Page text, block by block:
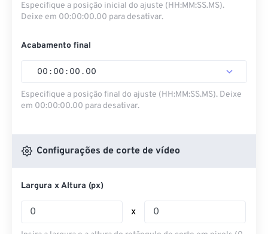
Especifique a posição inicial do ajuste (HH:MM:SS.MS).
Deixe em 00:00:00.00 para desativar.
Acabamento final
00 : 00 : 00 . 00
Especifique a posição final do ajuste (HH:MM:SS.MS). Deixe
em 00:00:00.00 para desativar.
Configurações de corte de vídeo
Largura x Altura (px)
x